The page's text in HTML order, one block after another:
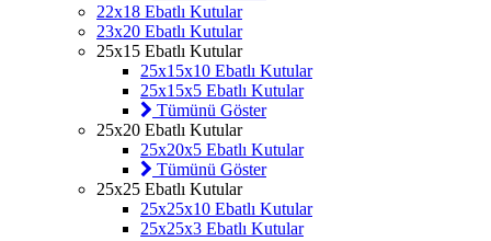
22x18 Ebatlı Kutular
23x20 Ebatlı Kutular
25x15 Ebatlı Kutular
25x15x10 Ebatlı Kutular
25x15x5 Ebatlı Kutular
Tümünü Göster
25x20 Ebatlı Kutular
25x20x5 Ebatlı Kutular
Tümünü Göster
25x25 Ebatlı Kutular
25x25x10 Ebatlı Kutular
25x25x3 Ebatlı Kutular